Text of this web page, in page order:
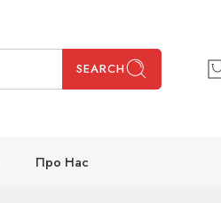
SEARCH
Про Нас